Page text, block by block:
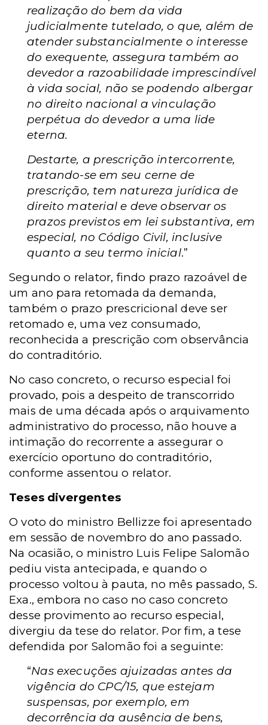
realização do bem da vida
judicialmente tutelado, o que, além de
atender substancialmente o interesse
do exequente, assegura também ao
devedor a razoabilidade imprescindível
à vida social, não se podendo albergar
no direito nacional a vinculação
perpétua do devedor a uma lide
eterna.
Destarte, a prescrição intercorrente,
tratando-se em seu cerne de
prescrição, tem natureza jurídica de
direito material e deve observar os
prazos previstos em lei substantiva, em
especial, no Código Civil, inclusive
quanto a seu termo inicial.”
Segundo o relator, findo prazo razoável de
um ano para retomada da demanda,
também o prazo prescricional deve ser
retomado e, uma vez consumado,
reconhecida a prescrição com observância
do contraditório.
No caso concreto, o recurso especial foi
provado, pois a despeito de transcorrido
mais de uma década após o arquivamento
administrativo do processo, não houve a
intimação do recorrente a assegurar o
exercício oportuno do contraditório,
conforme assentou o relator.
Teses divergentes
O voto do ministro Bellizze foi apresentado
em sessão de novembro do ano passado.
Na ocasião, o ministro Luis Felipe Salomão
pediu vista antecipada, e quando o
processo voltou à pauta, no mês passado, S.
Exa., embora no caso no caso concreto
desse provimento ao recurso especial,
divergiu da tese do relator. Por fim, a tese
defendida por Salomão foi a seguinte:
“Nas execuções ajuizadas antes da
vigência do CPC/15, que estejam
suspensas, por exemplo, em
decorrência da ausência de bens,